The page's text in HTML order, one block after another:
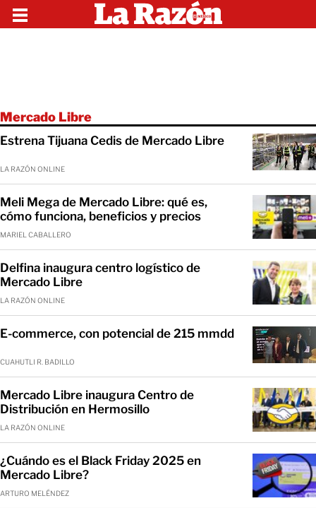
Mercado Libre
Estrena Tijuana Cedis de Mercado Libre
LA RAZÓN ONLINE
Meli Mega de Mercado Libre: qué es,
cómo funciona, beneficios y precios
MARIEL CABALLERO
Delfina inaugura centro logístico de
Mercado Libre
LA RAZÓN ONLINE
E-commerce, con potencial de 215 mmdd
CUAHUTLI R. BADILLO
Mercado Libre inaugura Centro de
Distribución en Hermosillo
LA RAZÓN ONLINE
¿Cuándo es el Black Friday 2025 en
Mercado Libre?
ARTURO MELÉNDEZ